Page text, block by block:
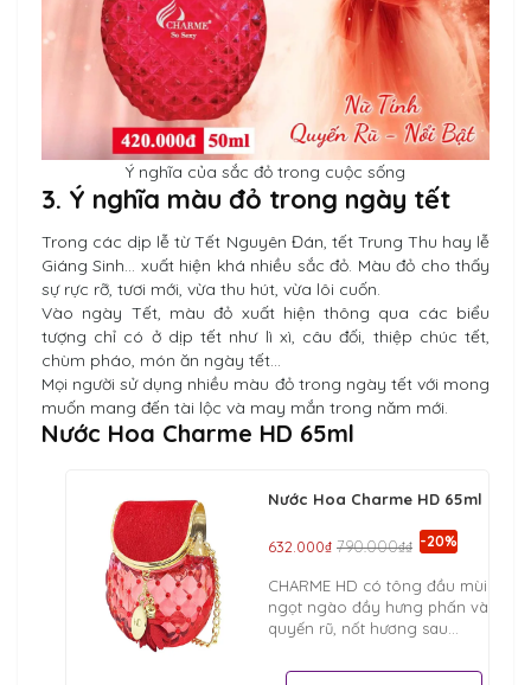
Ý nghĩa của sắc đỏ trong cuộc sống
3. Ý nghĩa màu đỏ trong ngày tết
Trong các dịp lễ từ Tết Nguyên Đán, tết Trung Thu hay lễ
Giáng Sinh… xuất hiện khá nhiều sắc đỏ. Màu đỏ cho thấy
sự rực rỡ, tươi mới, vừa thu hút, vừa lôi cuốn.
Vào ngày Tết, màu đỏ xuất hiện thông qua các biểu
tượng chỉ có ở dịp tết như lì xì, câu đối, thiệp chúc tết,
chùm pháo, món ăn ngày tết…
Mọi người sử dụng nhiều màu đỏ trong ngày tết với mong
muốn mang đến tài lộc và may mắn trong năm mới.
Nước Hoa Charme HD 65ml
Nước Hoa Charme HD 65ml
632.000₫ 790.000₫₫ -20%
CHARME HD có tông đầu mùi
ngọt ngào đầy hưng phấn và
quyến rũ, nốt hương sau
Kilian